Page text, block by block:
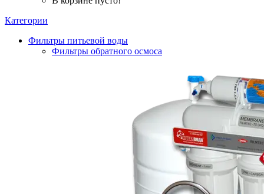
Категории
Фильтры питьевой воды
Фильтры обратного осмоса